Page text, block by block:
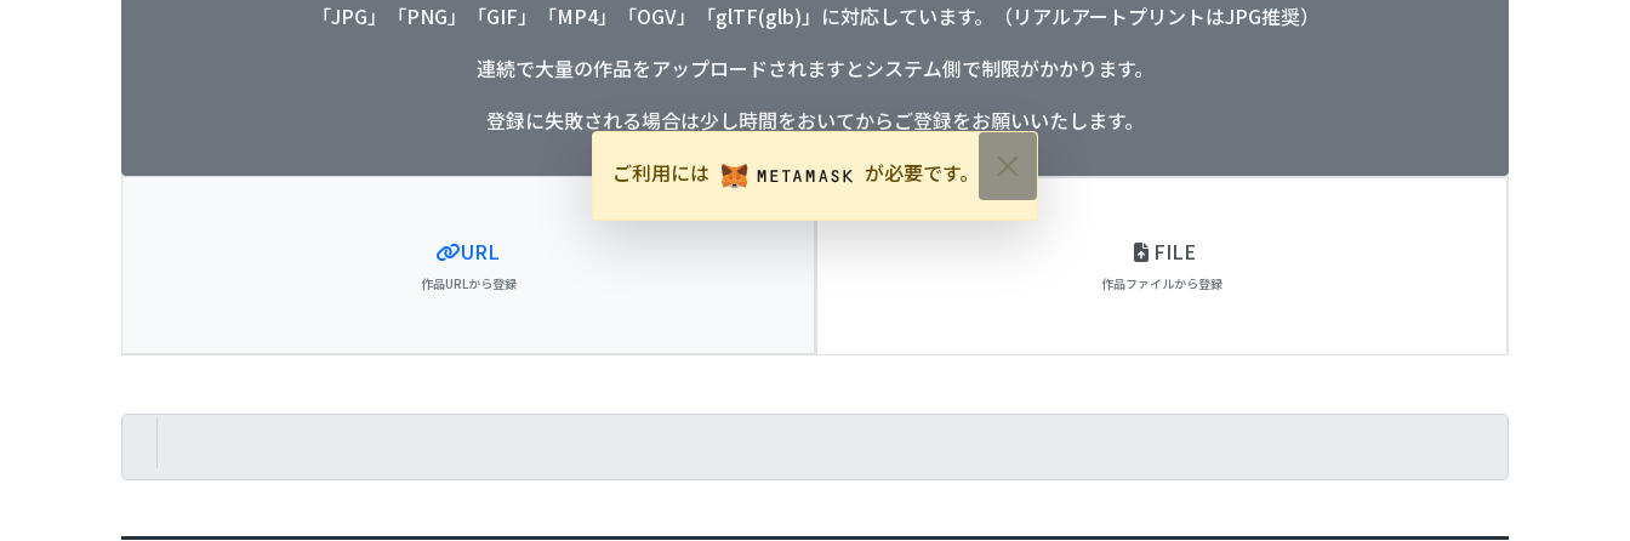
「JPG」「PNG」「GIF」「MP4」「OGV」「glTF(glb)」に対応しています。（リアルアートプリントはJPG推奨）
連続で大量の作品をアップロードされますとシステム側で制限がかかります。
登録に失敗される場合は少し時間をおいてからご登録をお願いいたします。
URL
作品URLから登録
FILE
作品ファイルから登録
ご利用には が必要です。